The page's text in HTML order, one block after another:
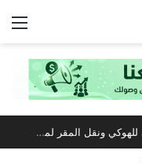
سلطنة عُمان تفوز برئاسة الاتحاد العربي للهوكي ونقل المقر لمسقط